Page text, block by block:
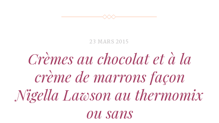
23 MARS 2015
Crèmes au chocolat et à la
crème de marrons façon
Nigella Lawson au thermomix
ou sans